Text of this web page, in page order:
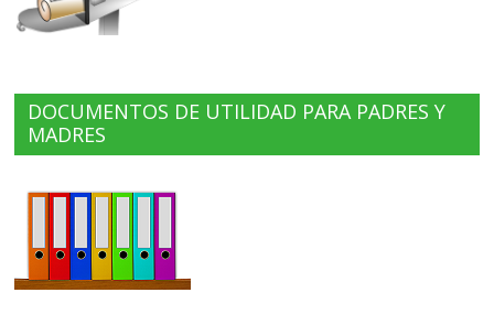
DOCUMENTOS DE UTILIDAD PARA PADRES Y
MADRES